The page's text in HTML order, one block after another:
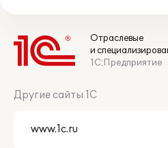
Отраслевые
и
1С:Предприятие
Другие сайты 1С